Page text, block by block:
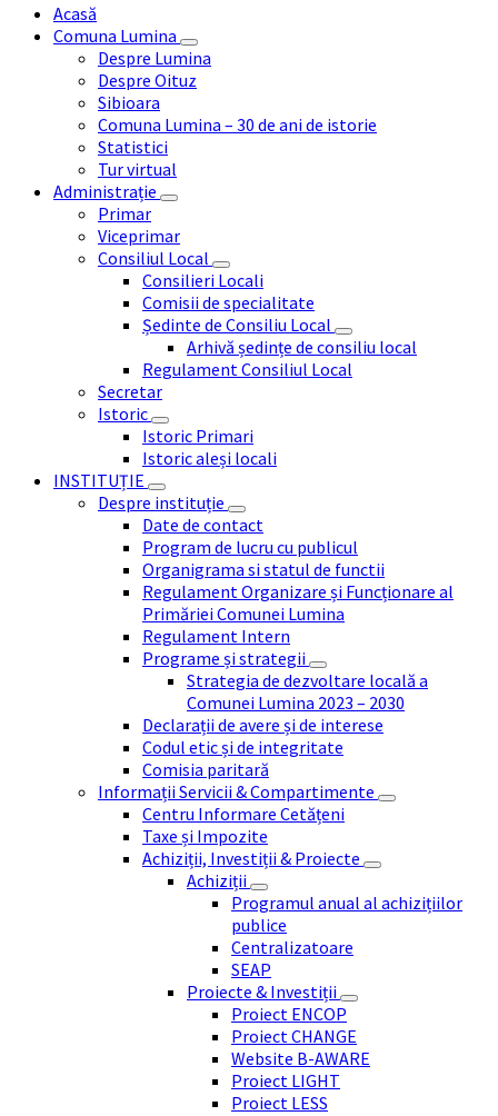
Acasă
Comuna Lumina
Despre Lumina
Despre Oituz
Sibioara
Comuna Lumina – 30 de ani de istorie
Statistici
Tur virtual
Administrație
Primar
Viceprimar
Consiliul Local
Consilieri Locali
Comisii de specialitate
Ședinte de Consiliu Local
Arhivă ședințe de consiliu local
Regulament Consiliul Local
Secretar
Istoric
Istoric Primari
Istoric aleși locali
INSTITUȚIE
Despre instituție
Date de contact
Program de lucru cu publicul
Organigrama si statul de functii
Regulament Organizare și Funcționare al
Primăriei Comunei Lumina
Regulament Intern
Programe și strategii
Strategia de dezvoltare locală a
Comunei Lumina 2023 – 2030
Declarații de avere și de interese
Codul etic și de integritate
Comisia paritară
Informații Servicii & Compartimente
Centru Informare Cetățeni
Taxe și Impozite
Achiziții, Investiții & Proiecte
Achiziții
Programul anual al achizițiilor
publice
Centralizatoare
SEAP
Proiecte & Investiții
Proiect ENCOP
Proiect CHANGE
Website B-AWARE
Proiect LIGHT
Proiect LESS